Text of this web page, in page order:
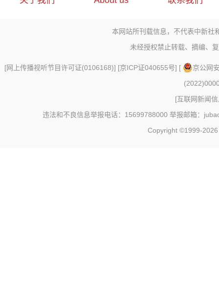
本网站所刊载信息，不代表中新社
未经授权禁止转载、摘编、
[网上传播视听节目许可证(0106168)] [京ICP证040655号] [
京公网
[互联网新闻
违法和不良信息举报电话：15699788000 举报邮箱：
Copyright ©1999-